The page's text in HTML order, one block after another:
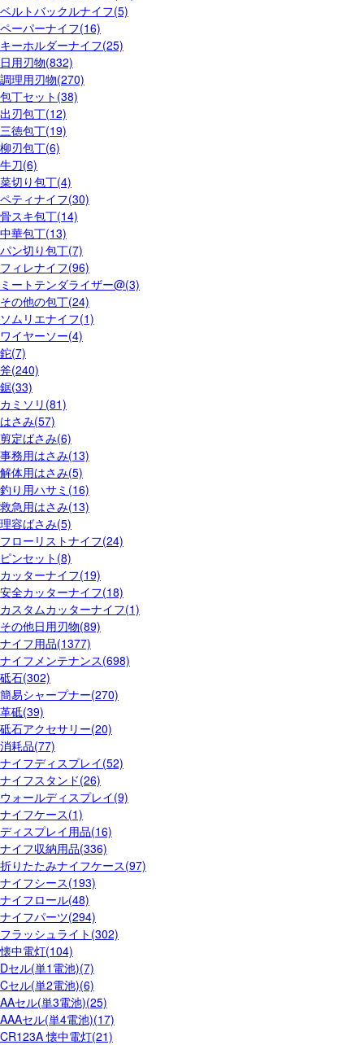
ベルトバックルナイフ(5)
ペーパーナイフ(16)
キーホルダーナイフ(25)
日用刃物(832)
調理用刃物(270)
包丁セット(38)
出刃包丁(12)
三徳包丁(19)
柳刃包丁(6)
牛刀(6)
菜切り包丁(4)
ペティナイフ(30)
骨スキ包丁(14)
中華包丁(13)
パン切り包丁(7)
フィレナイフ(96)
ミートテンダライザー@(3)
その他の包丁(24)
ソムリエナイフ(1)
ワイヤーソー(4)
鉈(7)
斧(240)
鋸(33)
カミソリ(81)
はさみ(57)
剪定ばさみ(6)
事務用はさみ(13)
解体用はさみ(5)
釣り用ハサミ(16)
救急用はさみ(13)
理容ばさみ(5)
フローリストナイフ(24)
ピンセット(8)
カッターナイフ(19)
安全カッターナイフ(18)
カスタムカッターナイフ(1)
その他日用刃物(89)
ナイフ用品(1377)
ナイフメンテナンス(698)
砥石(302)
簡易シャープナー(270)
革砥(39)
砥石アクセサリー(20)
消耗品(77)
ナイフディスプレイ(52)
ナイフスタンド(26)
ウォールディスプレイ(9)
ナイフケース(1)
ディスプレイ用品(16)
ナイフ収納用品(336)
折りたたみナイフケース(97)
ナイフシース(193)
ナイフロール(48)
ナイフパーツ(294)
フラッシュライト(302)
懐中電灯(104)
Dセル(単1電池)(7)
Cセル(単2電池)(6)
AAセル(単3電池)(25)
AAAセル(単4電池)(17)
CR123A 懐中電灯(21)